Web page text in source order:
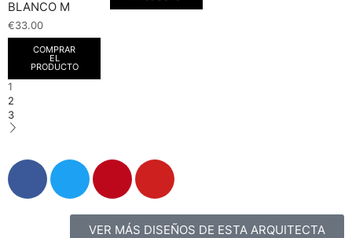
BLANCO M
€33.00
COMPRAR
EL
PRODUCTO
1
2
3
VER MÁS DISEÑOS DE ESTA ARQUITECTA